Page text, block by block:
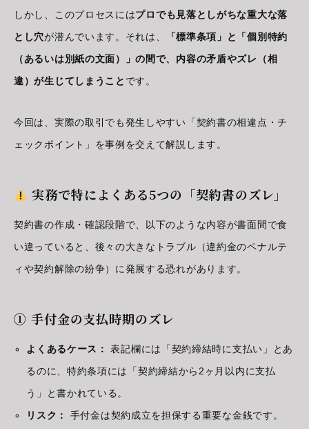
しかし、このプロセスにはプロでも見落としがちな重大な落
とし穴が潜んでいます。それは、
「標準条項」と「個別特約
（あるいは別紙の文面）」の間で、内容の矛盾やズレ（相
違）が生じてしまうこと です。
今回は、実際の取引でも発生しやすい「契約書の相違点・チ
ェックポイント」を事例を交えて解説します。
実務で特によくある5つの「契約書のズレ」
契約書の作成・確認段階で、以下のような内容が書面間で食
い違っていると、後々の大きなトラブル（違約金のペナルテ
ィや契約解除の紛争）に発展する恐れがあります。
① 手付金の支払時期のズレ
よくあるケース：
表記欄には「契約締結時に支払い」とあ
るのに、特約条項には「契約締結から2ヶ月以内に支払
う」と書かれている。
リスク：
手付金は契約成立を担保する重要な金銭です。